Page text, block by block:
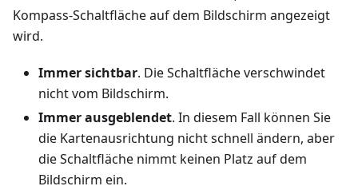
Kompass-Schaltfläche auf dem Bildschirm angezeigt
wird.
Immer sichtbar. Die Schaltfläche verschwindet
nicht vom Bildschirm.
Immer ausgeblendet. In diesem Fall können Sie
die Kartenausrichtung nicht schnell ändern, aber
die Schaltfläche nimmt keinen Platz auf dem
Bildschirm ein.